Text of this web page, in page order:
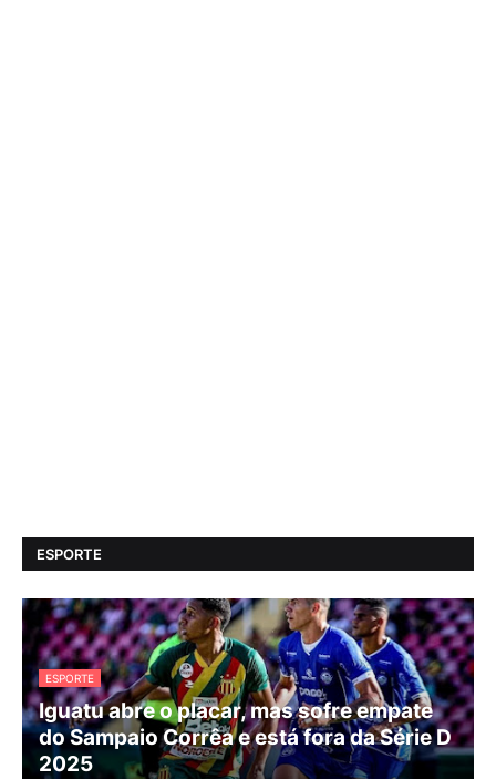
ESPORTE
ESPORTE
Iguatu abre o placar, mas sofre empate
do Sampaio Corrêa e está fora da Série D
2025